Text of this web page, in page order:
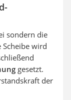
sondern die
Scheibe wird
gesetzt.
der